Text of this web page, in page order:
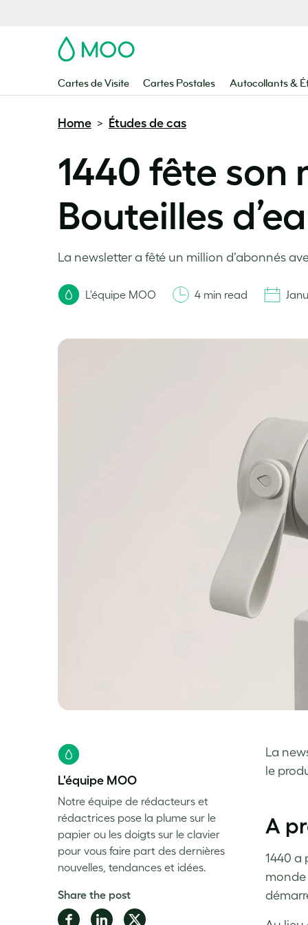
MOO
Cartes de Visite Cartes Postales Autocollants &
Home > Études de cas
1440 fête son
Bouteilles
La newsletter a fêté un million d’abonnés
L'équipe MOO 4 min read
La
le
A
1440 a
monde
L'équipe MOO
Notre équipe de rédacteurs et
rédactrices pose la plume sur le
papier ou les doigts sur le clavier
pour vous faire part des dernières
nouvelles, tendances et idées.
Share the post
Share Share Share